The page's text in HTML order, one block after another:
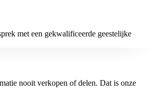
met een gekwalificeerde geestelijke
nooit verkopen of delen. Dat is onze